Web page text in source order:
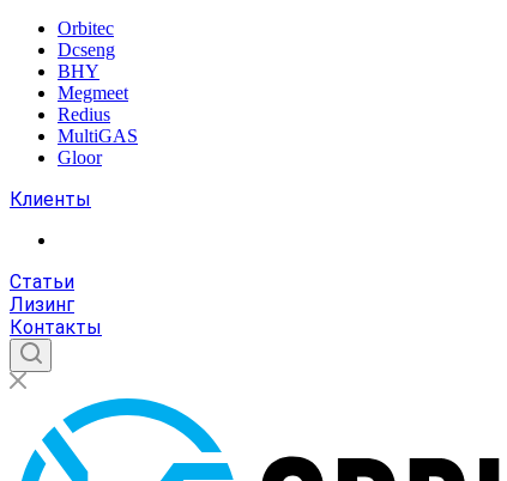
Orbitec
Dcseng
BHY
Megmeet
Redius
MultiGAS
Gloor
Клиенты
Статьи
Лизинг
Контакты